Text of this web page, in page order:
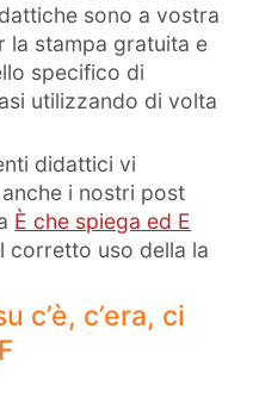
sono a vostra
la stampa gratuita e
specifico di
utilizzando di volta
didattici vi
i nostri post
È che spiega ed E
corretto uso della la
c’è, c’era, ci